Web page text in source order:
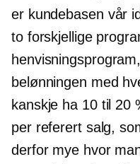
er kundebasen vår
to forskjellige
belønningen med
kanskje ha 10 til 20
per referert salg,
derfor mye hvor